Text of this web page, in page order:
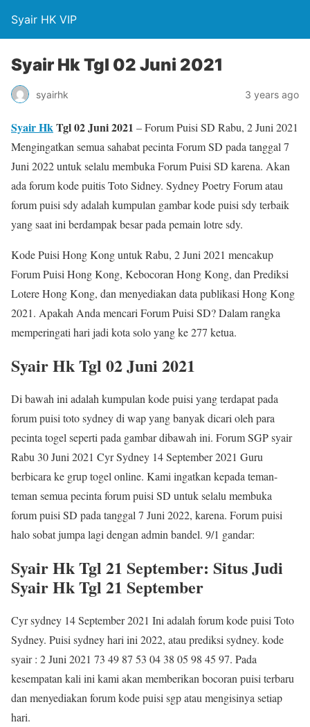
Syair HK VIP
Syair Hk Tgl 02 Juni 2021
syairhk 3 years ago
Syair HkTgl 02 Juni 2021 – Forum Puisi SD Rabu, 2 Juni 2021
Mengingatkan semua sahabat pecinta Forum SD pada tanggal 7
Juni 2022 untuk selalu membuka Forum Puisi SD karena. Akan
ada forum kode puitis Toto Sidney. Sydney Poetry Forum atau
forum puisi sdy adalah kumpulan gambar kode puisi sdy terbaik
yang saat ini berdampak besar pada pemain lotre sdy.
Kode Puisi Hong Kong untuk Rabu, 2 Juni 2021 mencakup
Forum Puisi Hong Kong, Kebocoran Hong Kong, dan Prediksi
Lotere Hong Kong, dan menyediakan data publikasi Hong Kong
2021. Apakah Anda mencari Forum Puisi SD? Dalam rangka
memperingati hari jadi kota solo yang ke 277 ketua.
Syair Hk Tgl 02 Juni 2021
Di bawah ini adalah kumpulan kode puisi yang terdapat pada
forum puisi toto sydney di wap yang banyak dicari oleh para
pecinta togel seperti pada gambar dibawah ini. Forum SGP syair
Rabu 30 Juni 2021 Cyr Sydney 14 September 2021 Guru
berbicara ke grup togel online. Kami ingatkan kepada teman-
teman semua pecinta forum puisi SD untuk selalu membuka
forum puisi SD pada tanggal 7 Juni 2022, karena. Forum puisi
halo sobat jumpa lagi dengan admin bandel. 9/1 gandar:
Syair Hk Tgl 21 September: Situs Judi
Syair Hk Tgl 21 September
Cyr sydney 14 September 2021 Ini adalah forum kode puisi Toto
Sydney. Puisi sydney hari ini 2022, atau prediksi sydney. kode
syair : 2 Juni 2021 73 49 87 53 04 38 05 98 45 97. Pada
kesempatan kali ini kami akan memberikan bocoran puisi terbaru
dan menyediakan forum kode puisi sgp atau mengisinya setiap
hari.